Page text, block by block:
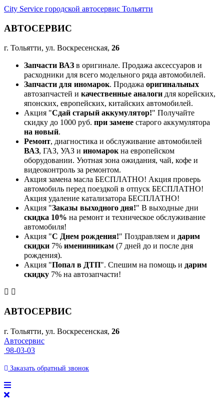
City Service городской автосервис Тольятти
АВТОСЕРВИС
г. Тольятти, ул. Воскресенская, 26
Запчасти ВАЗ в оригинале. Продажа аксессуаров и
расходники для всего модельного ряда автомобилей.
Запчасти для иномарок. Продажа оригинальных
автозапчастей и качественные аналоги для корейских,
японских, европейских, китайских автомобилей.
Акция "Сдай старый аккумулятор!" Получайте
скидку до 1000 руб. при замене старого аккумулятора
на новый.
Ремонт, диагностика и обслуживание автомобилей
ВАЗ, ГАЗ, УАЗ и иномарокна европейском
оборудовании. Уютная зона ожидания, чай, кофе и
видеоконтроль за ремонтом.
Акция замена масла БЕСПЛАТНО! Акция проверь
автомобиль перед поездкой в отпуск БЕСПЛАТНО!
Акция удаление катализатора БЕСПЛАТНО!
Акция "Заказы выходного дня!" В выходные дни
скидка 10% на ремонт и техническое обслуживание
автомобиля!
Акция "С Днем рождения!" Поздравляем и дарим
скидки 7% именинникам (7 дней до и после дня
рождения).
Акция "Попал в ДТП". Спешим на помощь и дарим
скидку 7% на автозапчасти!
АВТОСЕРВИС
г. Тольятти, ул. Воскресенская, 26
Автосервис
98-03-03
Заказать обратный звонок